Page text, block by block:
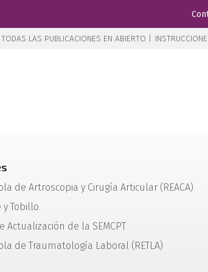
TODAS LAS PUBLICACIONES EN ABIERTO |
de Artroscopia y Cirugía Articular (REACA)
y Tobillo
Actualización de la SEMCPT
de Traumatología Laboral (RETLA)